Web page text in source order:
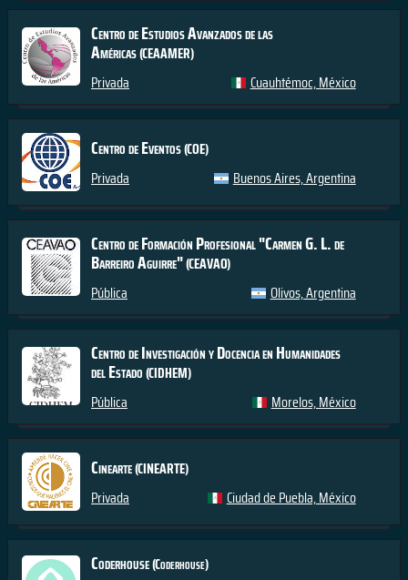
Centro de Estudios Avanzados de las
Américas(CEAAMER)
Privada Cuauhtémoc, México
Centro de Eventos(COE)
Privada Buenos Aires, Argentina
Centro de Formación Profesional "Carmen G. L. de
Barreiro Aguirre"(CEAVAO)
Pública Olivos, Argentina
Centro de Investigación y Docencia en Humanidades
del Estado(CIDHEM)
Pública Morelos, México
Cinearte(CINEARTE)
Privada Ciudad de Puebla, México
Coderhouse(Coderhouse)